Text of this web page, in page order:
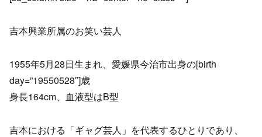
吉本興業所属のお笑い芸人
1955年5月28日生まれ、愛媛県今治市出身の[birth
day=”19550528″]歳
身長164cm、血液型はB型
吉本における「ギャグ芸人」を代表するひとりであり、